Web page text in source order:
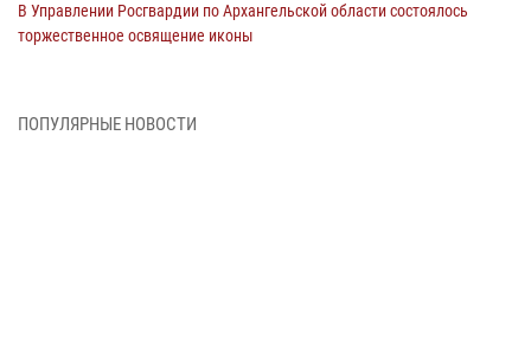
В Управлении Росгвардии по Архангельской области состоялось
торжественное освящение иконы
Военнослужащие по призыву из Архангельской области приняли
ПОПУЛЯРНЫЕ НОВОСТИ